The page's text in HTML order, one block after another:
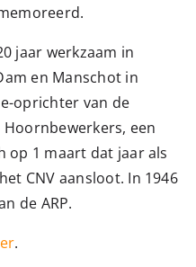
jaar werkzaam in
en Manschot in
oprichter van de
een
op 1 maart dat jaar als
CNV aansloot. In 1946
de ARP.
.